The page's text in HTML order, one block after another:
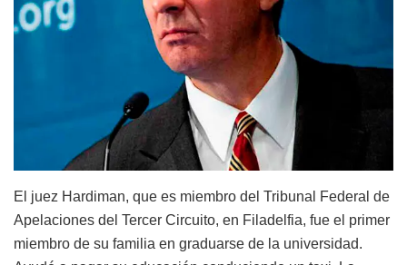
El juez Hardiman, que es miembro del Tribunal Federal de
Apelaciones del Tercer Circuito, en Filadelfia, fue el primer
miembro de su familia en graduarse de la universidad.